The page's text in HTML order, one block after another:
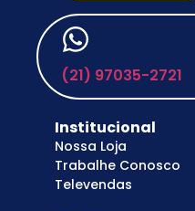
(21) 97035-2721
Institucional
Nossa Loja
Trabalhe Conosco
Televendas